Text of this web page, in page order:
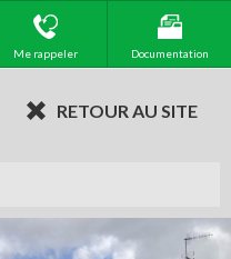
Me rappeler Documentation
RETOUR AU SITE